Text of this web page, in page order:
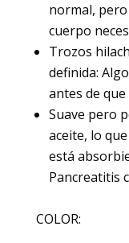
normal,
cuerpo
Trozos
definida:
antes de
Suave pero
aceite, lo
está
Pancreatitis
COLOR: